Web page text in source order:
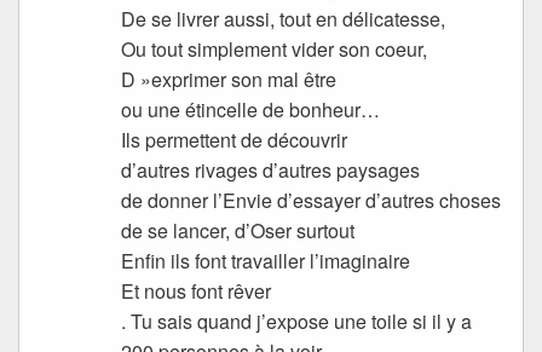
De se livrer aussi, tout en délicatesse,
Ou tout simplement vider son coeur,
D »exprimer son mal être
ou une étincelle de bonheur…
Ils permettent de découvrir
d’autres rivages d’autres paysages
de donner l’Envie d’essayer d’autres choses
de se lancer, d’Oser surtout
Enfin ils font travailler l’imaginaire
Et nous font rêver
. Tu sais quand j’expose une toile si il y a